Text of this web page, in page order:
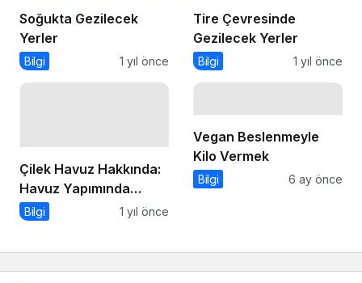
Soğukta Gezilecek
Yerler
Bilgi 1 yıl önce
Tire Çevresinde
Gezilecek Yerler
Bilgi 1 yıl önce
Çilek Havuz Hakkında:
Havuz Yapımında
Güvenilir Marka
Bilgi 1 yıl önce
Vegan Beslenmeyle
Kilo Vermek
Bilgi 6 ay önce